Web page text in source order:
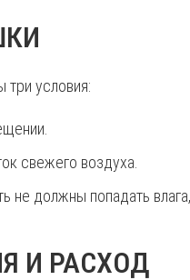
условия:
свежего воздуха.
не должны попадать
И РАСХОД